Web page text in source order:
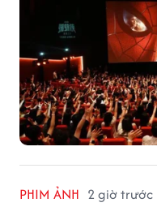
PHIM ẢNH 2 giờ trước